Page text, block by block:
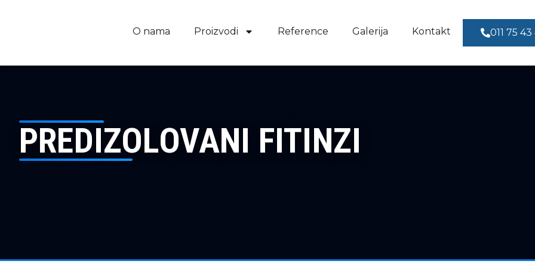
O nama Proizvodi Reference Galerija Kontakt 011 75
PREDIZOLOVANI FITINZI